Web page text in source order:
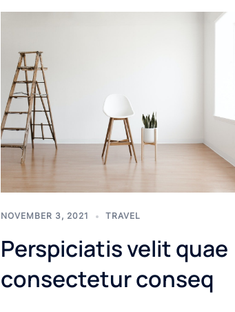
NOVEMBER 3, 2021 TRAVEL
Perspiciatis velit quae
consectetur conseq